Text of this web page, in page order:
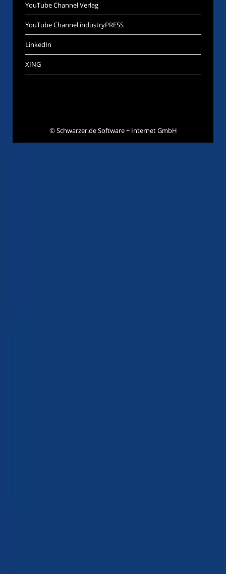
YouTube Channel Verlag
YouTube Channel industryPRESS
LinkedIn
XING
©Schwarzer.de Software + Internet GmbH